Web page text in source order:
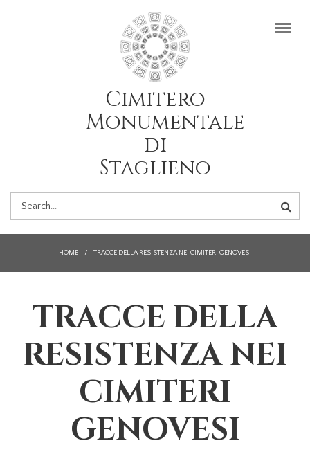
Cimitero
Monumentale
di
Staglieno
FORM
HOME / TRACCE DELLA RESISTENZA NEI CIMITERI GENOVESI
TRACCE DELLA
RESISTENZA NEI
CIMITERI
GENOVESI